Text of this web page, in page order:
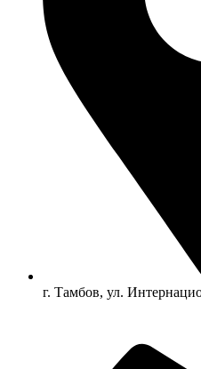
г. Тамбов, ул.